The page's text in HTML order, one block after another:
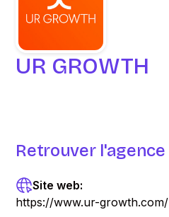
UR GROWTH
Retrouver l'agence
Site web:
https://www.ur-growth.com/